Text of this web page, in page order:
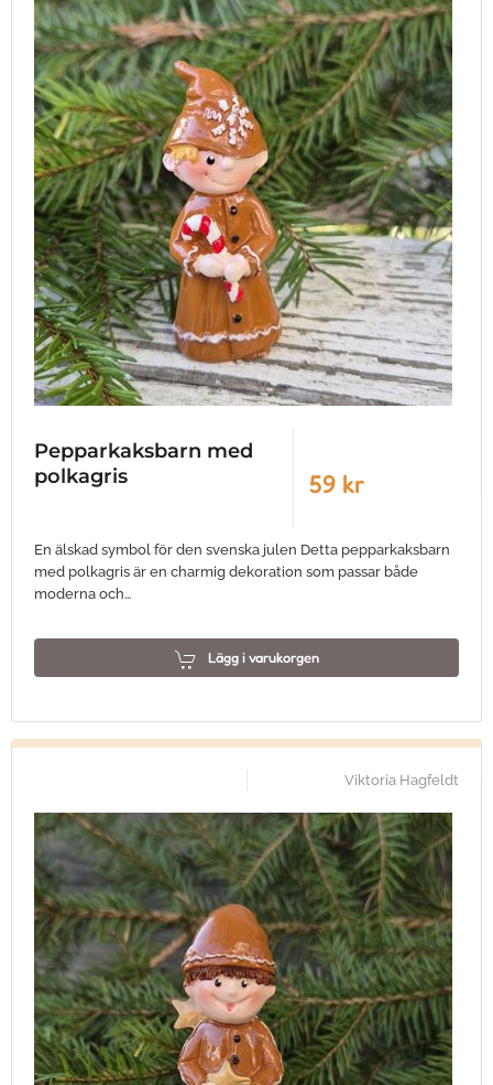
Pepparkaksbarn med
polkagris
59 kr
En älskad symbol för den svenska julen Detta pepparkaksbarn
med polkagris är en charmig dekoration som passar både
moderna och…
Lägg i varukorgen
Viktoria Hagfeldt